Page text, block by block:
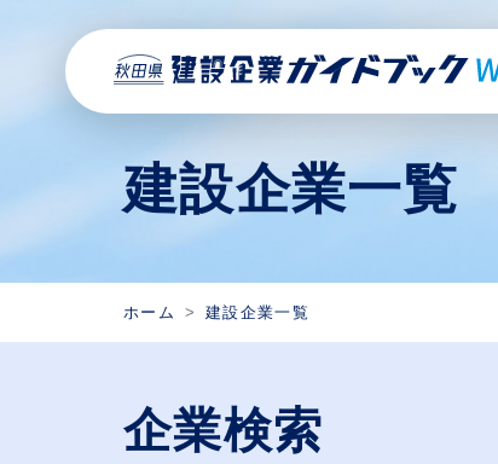
建設企業一覧
ホーム 建設企業一覧
企業検索